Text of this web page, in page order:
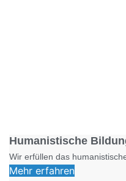
Humanistische
Wir erfüllen das
Mehr erfahren